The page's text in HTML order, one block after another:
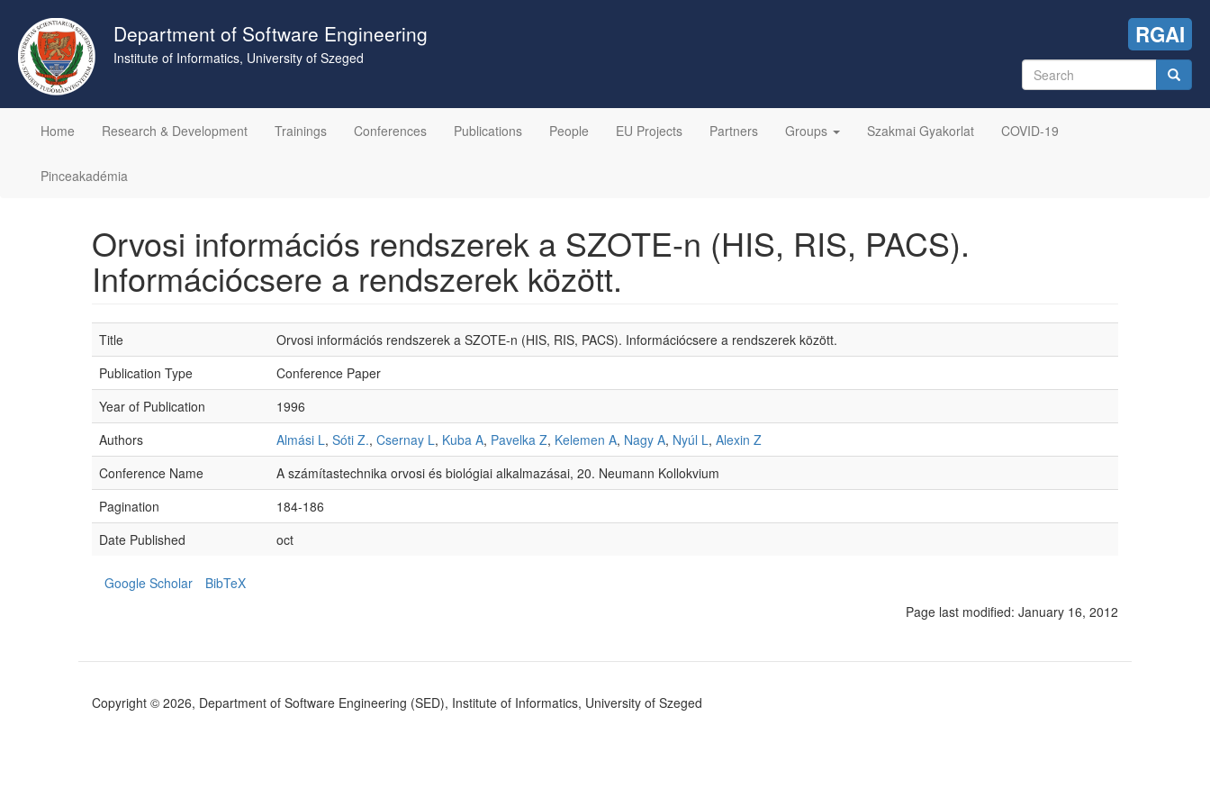
main
content
Department of Software Engineering
Institute of Informatics, University of Szeged
RGAI
Search
form
Home
Research & Development Trainings Conferences Publications People EU Projects Partners Groups Szakmai Gyakorlat COVID-19
Pinceakadémia
Orvosi információs rendszerek a SZOTE-n (HIS, RIS, PACS).
Információcsere a rendszerek között.
Title
Orvosi információs rendszerek a SZOTE-n (HIS, RIS, PACS). Információcsere a rendszerek között.
Publication Type
Conference Paper
Year of Publication
1996
Authors
Almási L, Sóti Z., Csernay L, Kuba A, Pavelka Z, Kelemen A, Nagy A, Nyúl L, Alexin Z
Conference Name
A számítastechnika orvosi és biológiai alkalmazásai, 20. Neumann Kollokvium
Pagination
184-186
Date Published
oct
Google Scholar
BibTeX
Page last modified: January 16, 2012
Copyright © 2026, Department of Software Engineering (SED), Institute of Informatics, University of Szeged